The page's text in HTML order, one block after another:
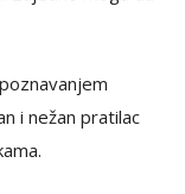
i nežan pratilac